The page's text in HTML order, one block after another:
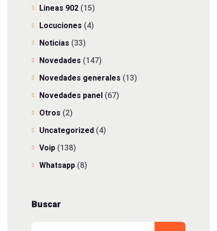
Lineas 902 (15)
Locuciones (4)
Noticias (33)
Novedades (147)
Novedades generales (13)
Novedades panel (67)
Otros (2)
Uncategorized (4)
Voip (138)
Whatsapp (8)
Buscar